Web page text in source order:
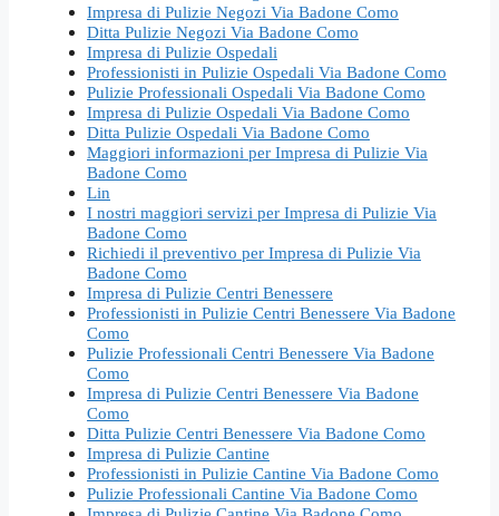
Impresa di Pulizie Negozi Via Badone Como
Ditta Pulizie Negozi Via Badone Como
Impresa di Pulizie Ospedali
Professionisti in Pulizie Ospedali Via Badone Como
Pulizie Professionali Ospedali Via Badone Como
Impresa di Pulizie Ospedali Via Badone Como
Ditta Pulizie Ospedali Via Badone Como
Maggiori informazioni per Impresa di Pulizie Via
Badone Como
Lin
I nostri maggiori servizi per Impresa di Pulizie Via
Badone Como
Richiedi il preventivo per Impresa di Pulizie Via
Badone Como
Impresa di Pulizie Centri Benessere
Professionisti in Pulizie Centri Benessere Via Badone
Como
Pulizie Professionali Centri Benessere Via Badone
Como
Impresa di Pulizie Centri Benessere Via Badone
Como
Ditta Pulizie Centri Benessere Via Badone Como
Impresa di Pulizie Cantine
Professionisti in Pulizie Cantine Via Badone Como
Pulizie Professionali Cantine Via Badone Como